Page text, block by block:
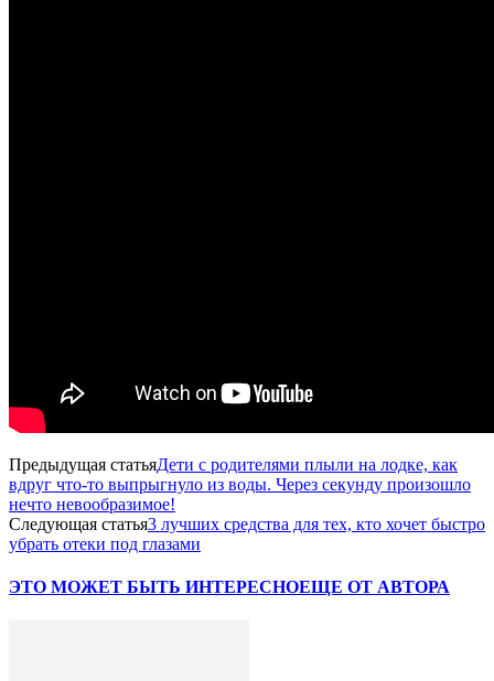
Предыдущая статьяДети с родителями плыли на лодке, как
вдруг что-то выпрыгнуло из воды. Через секунду произошло
нечто невообразимое!
Следующая статья3 лучших средства для тех, кто хочет быстро
убрать отеки под глазами
ЭТО МОЖЕТ БЫТЬ ИНТЕРЕСНОЕЩЕ ОТ АВТОРА